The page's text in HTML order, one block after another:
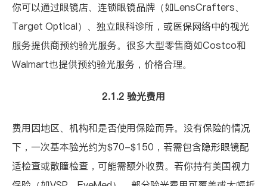
你可以通过眼镜店、连锁眼镜品牌（如LensCrafters、
Target Optical）、独立眼科诊所，或医保网络中的视光
服务提供商预约验光服务。很多大型零售商如Costco和
Walmart也提供预约验光服务，价格合理。
2.1.2 验光费用
费用因地区、机构和是否使用保险而异。没有保险的情况
下，一次基本验光约为$70-$150，若需包含隐形眼镜配
适检查或散瞳检查，可能需额外收费。若你持有美国视力